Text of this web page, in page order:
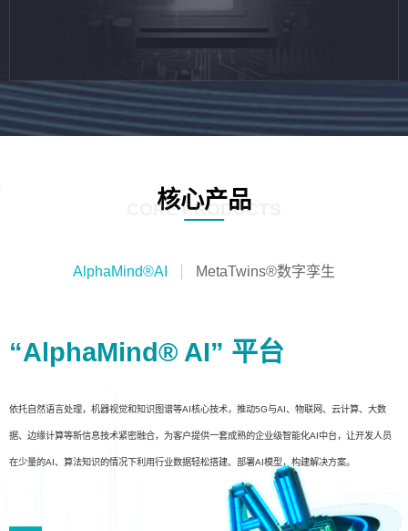
核心产品
CORE PRODUCTS
AlphaMind®AI MetaTwins®数字孪生
“AlphaMind® AI” 平台
依托自然语言处理，机器视觉和知识图谱等AI核心技术，推动5G与AI、物联网、云计算、大数
据、边缘计算等新信息技术紧密融合，为客户提供一套成熟的企业级智能化AI中台，让开发人员
在少量的AI、算法知识的情况下利用行业数据轻松搭建、部署AI模型，构建解决方案。